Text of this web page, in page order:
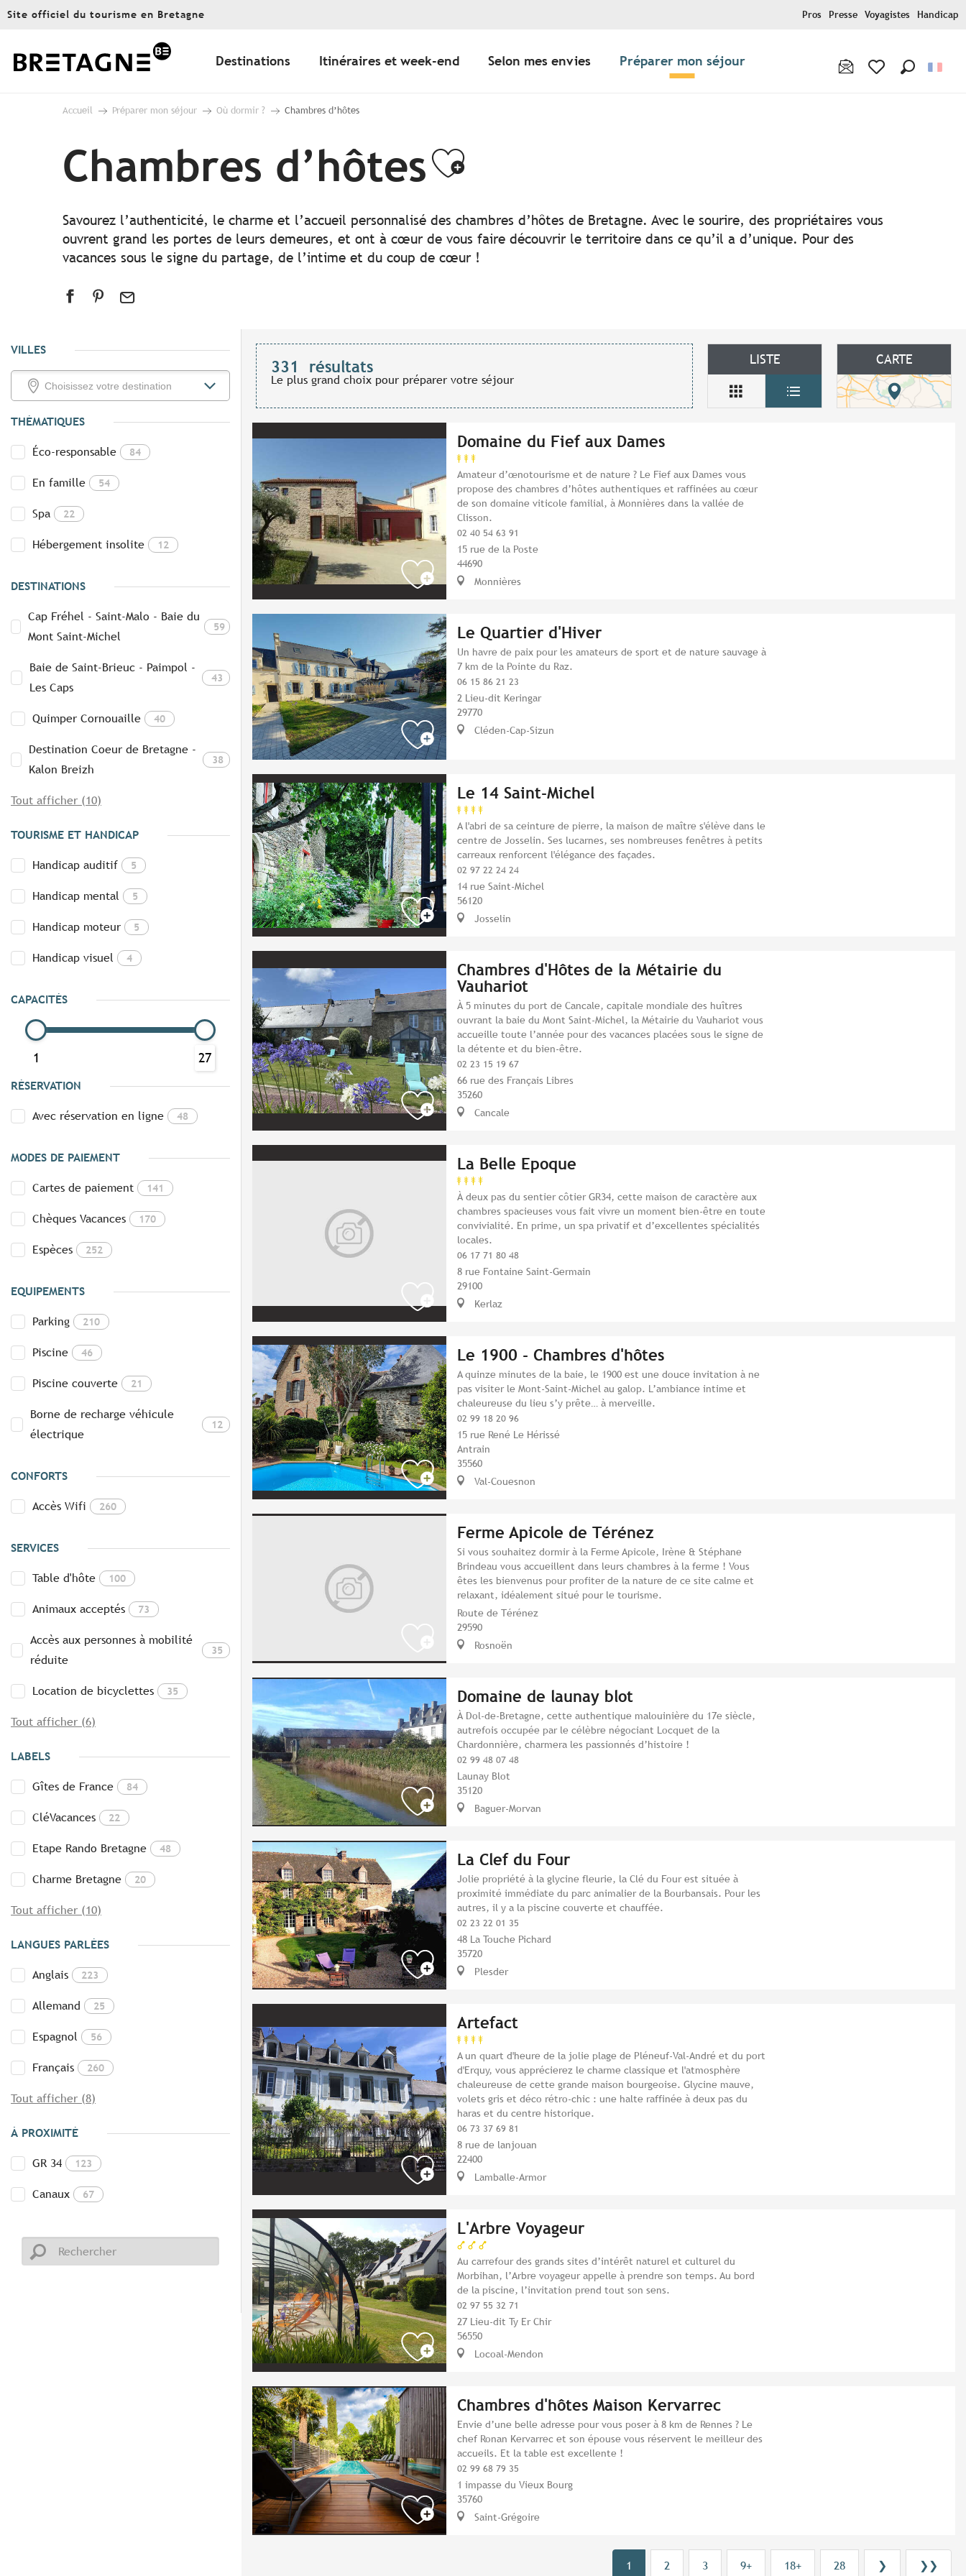
Aller
principal
Site officiel du tourisme en Bretagne Pros Presse Voyagistes Handicap
Destinations Itinéraires et week-end Selon mes envies Préparer mon séjour
Accueil Préparer mon séjour Où dormir ? Chambres d’hôtes
Chambres d’hôtesAjouter aux favoris
Savourez l’authenticité, le charme et l’accueil personnalisé des chambres d’hôtes de Bretagne. Avec le sourire, des propriétaires vous
ouvrent grand les portes de leurs demeures, et ont à cœur de vous faire découvrir le territoire dans ce qu’il a d’unique. Pour des
vacances sous le signe du partage, de l’intime et du coup de cœur !
VILLES
THÉMATIQUES
Éco-responsable 84
En famille 54
Spa 22
Hébergement insolite 12
DESTINATIONS
Cap Fréhel - Saint-Malo - Baie du
Mont Saint-Michel
59
Baie de Saint-Brieuc - Paimpol -
Les Caps
43
Quimper Cornouaille 40
Destination Coeur de Bretagne -
Kalon Breizh
38
Tout afficher (10)
TOURISME ET HANDICAP
Handicap auditif 5
Handicap mental 5
Handicap moteur 5
Handicap visuel 4
CAPACITÉS
1 27
RÉSERVATION
Avec réservation en ligne 48
MODES DE PAIEMENT
Cartes de paiement 141
Chèques Vacances 170
Espèces 252
EQUIPEMENTS
Parking 210
Piscine 46
Piscine couverte 21
Borne de recharge véhicule
électrique
12
CONFORTS
Accès Wifi 260
SERVICES
Table d'hôte 100
Animaux acceptés 73
Accès aux personnes à mobilité
réduite
35
Location de bicyclettes 35
Tout afficher (6)
LABELS
Gîtes de France 84
CléVacances 22
Etape Rando Bretagne 48
Charme Bretagne 20
Tout afficher (10)
LANGUES PARLÉES
Anglais 223
Allemand 25
Espagnol 56
Français 260
Tout afficher (8)
À PROXIMITÉ
GR 34 123
Canaux 67
331 résultats
Le plus grand choix pour préparer votre séjour
LISTE CARTE
Domaine du Fief aux Dames
Amateur d’œnotourisme et de nature ? Le Fief aux Dames vous
propose des chambres d’hôtes authentiques et raffinées au cœur
de son domaine viticole familial, à Monnières dans la vallée de
Clisson.
02 40 54 63 91
15 rue de la Poste
44690
Monnières
Le Quartier d'Hiver
Un havre de paix pour les amateurs de sport et de nature sauvage à
7 km de la Pointe du Raz.
06 15 86 21 23
2 Lieu-dit Keringar
29770
Cléden-Cap-Sizun
Le 14 Saint-Michel
A l'abri de sa ceinture de pierre, la maison de maître s'élève dans le
centre de Josselin. Ses lucarnes, ses nombreuses fenêtres à petits
carreaux renforcent l'élégance des façades.
02 97 22 24 24
14 rue Saint-Michel
56120
Josselin
Chambres d'Hôtes de la Métairie du
Vauhariot
À 5 minutes du port de Cancale, capitale mondiale des huîtres
ouvrant la baie du Mont Saint-Michel, la Métairie du Vauhariot vous
accueille toute l’année pour des vacances placées sous le signe de
la détente et du bien-être.
02 23 15 19 67
66 rue des Français Libres
35260
Cancale
La Belle Epoque
À deux pas du sentier côtier GR34, cette maison de caractère aux
chambres spacieuses vous fait vivre un moment bien-être en toute
convivialité. En prime, un spa privatif et d’excellentes spécialités
locales.
06 17 71 80 48
8 rue Fontaine Saint-Germain
29100
Kerlaz
Le 1900 - Chambres d'hôtes
A quinze minutes de la baie, le 1900 est une douce invitation à ne
pas visiter le Mont-Saint-Michel au galop. L’ambiance intime et
chaleureuse du lieu s’y prête… à merveille.
02 99 18 20 96
15 rue René Le Hérissé
Antrain
35560
Val-Couesnon
Ferme Apicole de Térénez
Si vous souhaitez dormir à la Ferme Apicole, Irène & Stéphane
Brindeau vous accueillent dans leurs chambres à la ferme ! Vous
êtes les bienvenus pour profiter de la nature de ce site calme et
relaxant, idéalement situé pour le tourisme.
Route de Térénez
29590
Rosnoën
Domaine de launay blot
À Dol-de-Bretagne, cette authentique malouinière du 17e siècle,
autrefois occupée par le célèbre négociant Locquet de la
Chardonnière, charmera les passionnés d’histoire !
02 99 48 07 48
Launay Blot
35120
Baguer-Morvan
La Clef du Four
Jolie propriété à la glycine fleurie, la Clé du Four est située à
proximité immédiate du parc animalier de la Bourbansais. Pour les
autres, il y a la piscine couverte et chauffée.
02 23 22 01 35
48 La Touche Pichard
35720
Plesder
Artefact
A un quart d'heure de la jolie plage de Pléneuf-Val-André et du port
d'Erquy, vous apprécierez le charme classique et l'atmosphère
chaleureuse de cette grande maison bourgeoise. Glycine mauve,
volets gris et déco rétro-chic : une halte raffinée à deux pas du
haras et du centre historique.
06 73 37 69 81
8 rue de lanjouan
22400
Lamballe-Armor
L'Arbre Voyageur
Au carrefour des grands sites d’intérêt naturel et culturel du
Morbihan, l’Arbre voyageur appelle à prendre son temps. Au bord
de la piscine, l’invitation prend tout son sens.
02 97 55 32 71
27 Lieu-dit Ty Er Chir
56550
Locoal-Mendon
Chambres d'hôtes Maison Kervarrec
Envie d’une belle adresse pour vous poser à 8 km de Rennes ? Le
chef Ronan Kervarrec et son épouse vous réservent le meilleur des
accueils. Et la table est excellente !
02 99 68 79 35
1 impasse du Vieux Bourg
35760
Saint-Grégoire
1 2 3 9+ 18+ 28 ❯ ❯❯